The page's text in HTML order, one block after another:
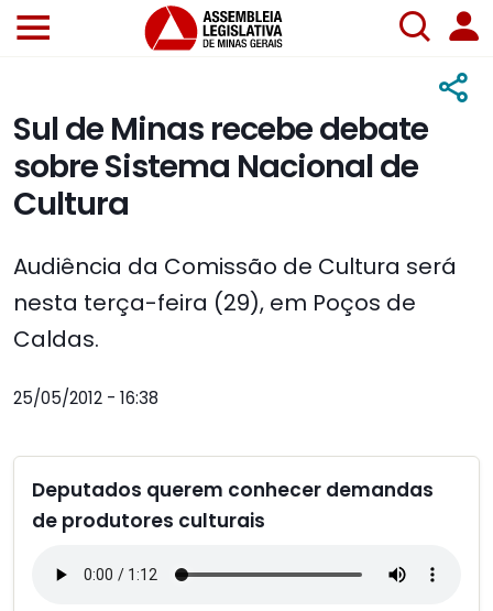
Sul de Minas recebe debate
sobre Sistema Nacional de
Cultura
Audiência da Comissão de Cultura será
nesta terça-feira (29), em Poços de
Caldas.
25/05/2012 - 16:38
Deputados querem conhecer demandas
de produtores culturais